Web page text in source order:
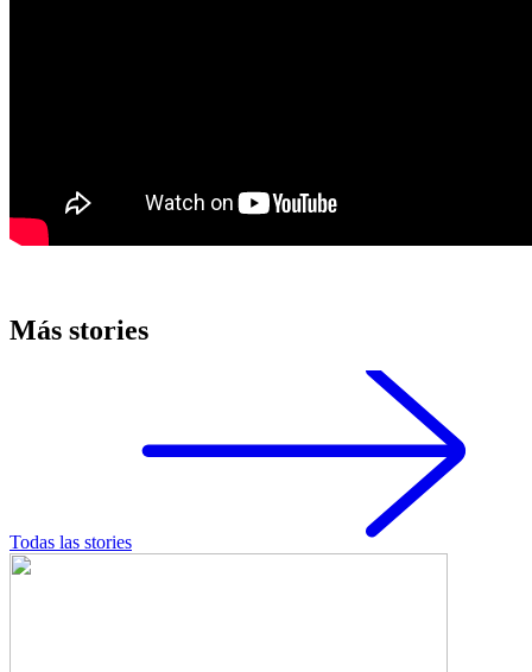
Más stories
Todas las stories